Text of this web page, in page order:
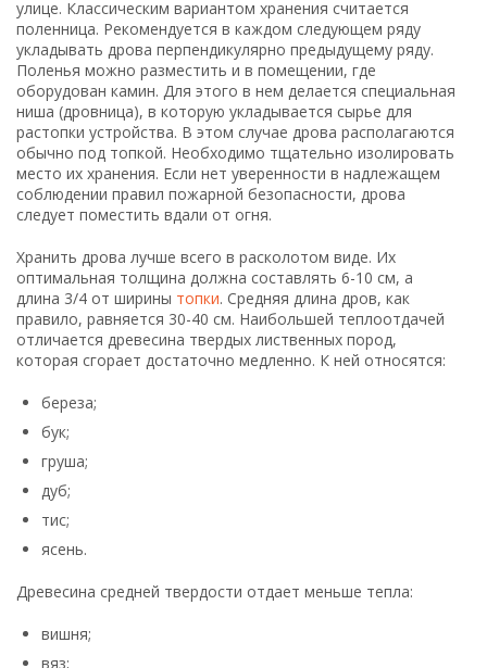
улице. Классическим вариантом хранения считается
поленница. Рекомендуется в каждом следующем ряду
укладывать дрова перпендикулярно предыдущему ряду.
Поленья можно разместить и в помещении, где
оборудован камин. Для этого в нем делается специальная
ниша (дровница), в которую укладывается сырье для
растопки устройства. В этом случае дрова располагаются
обычно под топкой. Необходимо тщательно изолировать
место их хранения. Если нет уверенности в надлежащем
соблюдении правил пожарной безопасности, дрова
следует поместить вдали от огня.
Хранить дрова лучше всего в расколотом виде. Их
оптимальная толщина должна составлять 6-10 см, а
длина 3/4 от ширины топки. Средняя длина дров, как
правило, равняется 30-40 см. Наибольшей теплоотдачей
отличается древесина твердых лиственных пород,
которая сгорает достаточно медленно. К ней относятся:
береза;
бук;
груша;
дуб;
тис;
ясень.
Древесина средней твердости отдает меньше тепла:
вишня;
вяз;